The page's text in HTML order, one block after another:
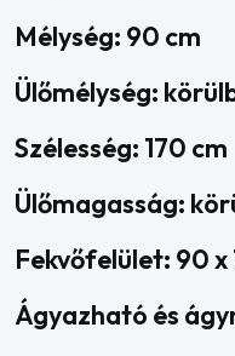
Mélység: 90 cm
Ülőmélység:
Szélesség: 170 cm
Ülőmagasság:
Fekvőfelület: 90 x
Ágyazható és